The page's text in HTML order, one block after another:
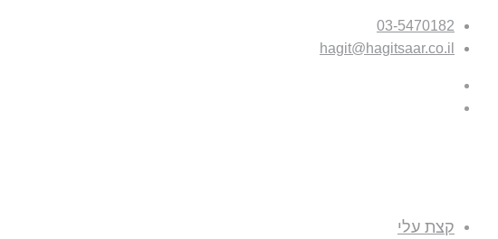
03-5470182
hagit@hagitsaar.co.il
קצת עלי